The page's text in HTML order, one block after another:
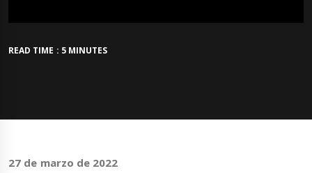
READ TIME : 5 MINUTES
27 de marzo de 2022